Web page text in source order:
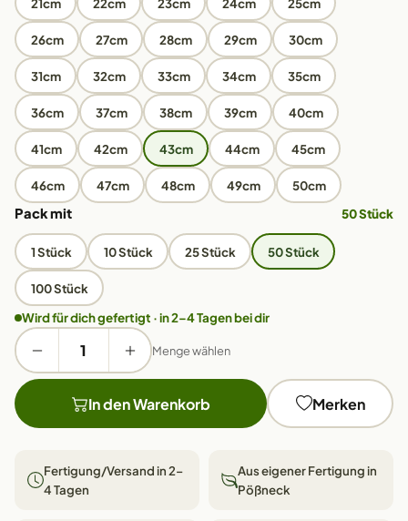
26cm 27cm 28cm 29cm 30cm
31cm 32cm 33cm 34cm 35cm
36cm 37cm 38cm 39cm 40cm
41cm 42cm 43cm 44cm 45cm
46cm 47cm 48cm 49cm 50cm
Pack mit 50 Stück
1 Stück 10 Stück 25 Stück 50 Stück
100 Stück
Wird für dich gefertigt · in 2–4 Tagen bei dir
Menge wählen
In den Warenkorb Merken
Fertigung/Versand in 2–
4 Tagen
Aus eigener Fertigung in
Pößneck